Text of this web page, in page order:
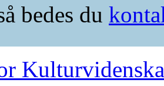
bedes du